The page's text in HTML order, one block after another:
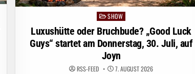
Posted
in
SHOW
Luxushütte oder Bruchbude? „Good Luck
Guys“ startet am Donnerstag, 30. Juli, auf
Joyn
RSS-FEED 7. AUGUST 2026